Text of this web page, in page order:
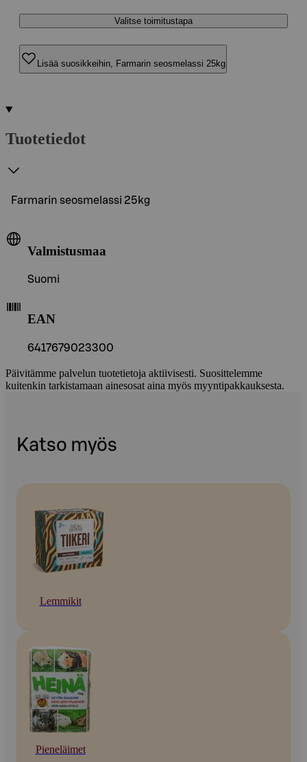
Valitse toimitustapa
Lisää suosikkeihin, Farmarin seosmelassi 25kg
Tuotetiedot
Farmarin seosmelassi 25kg
Valmistusmaa
Suomi
EAN
6417679023300
Päivitämme palvelun tuotetietoja aktiivisesti. Suosittelemme
kuitenkin tarkistamaan ainesosat aina myös myyntipakkauksesta.
Katso myös
Lemmikit
Pieneläimet